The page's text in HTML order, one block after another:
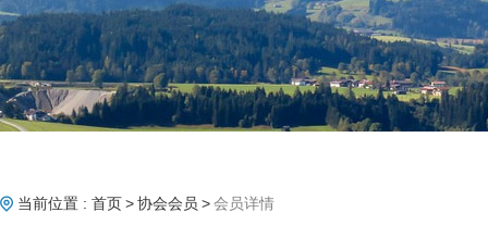
当前位置 : 首页 协会会员 会员详情